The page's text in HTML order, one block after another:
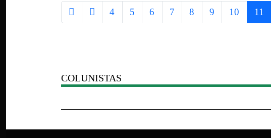
4 5 6 7 8 9 10 11
COLUNISTAS